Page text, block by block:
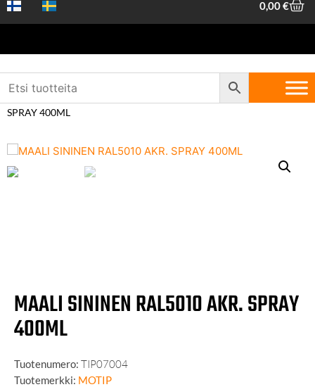
0,00€
Etusivu Koneet ja työkalut Yleistarvikkeet ja kemikaalit
Tekniset
/ MAALI SININEN RAL5010 AKR.
SPRAY 400ML
MAALI SININEN RAL5010 AKR. SPRAY
400ML
Tuotenumero: TIP07004
Tuotemerkki: MOTIP